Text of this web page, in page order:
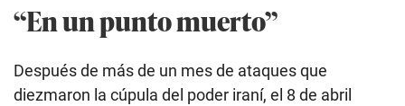
“En un punto muerto”
Después de más de un mes de ataques que
diezmaron la cúpula del poder iraní, el 8 de abril